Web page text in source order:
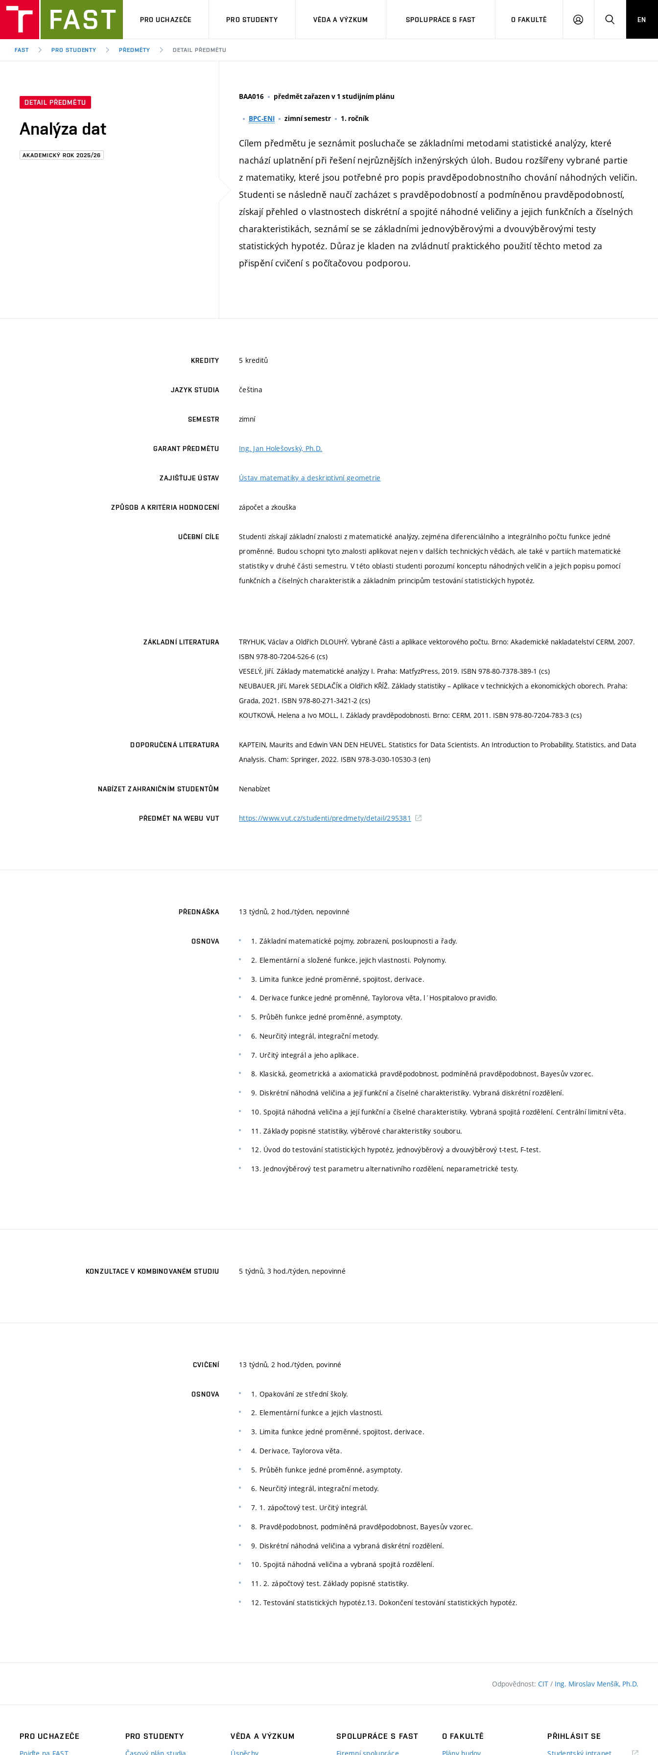
PRO UCHAZEČE PRO STUDENTY VĚDA A VÝZKUM SPOLUPRÁCE S FAST O FAKULTĚ
PŘIHLÁSITHLEDAT
EN
FAST PRO STUDENTY PŘEDMĚTY DETAIL PŘEDMĚTU
DETAIL PŘEDMĚTU
Analýza dat
AKADEMICKÝ ROK 2025/26
BAA016 předmět zařazen v 1 studijním plánu
BPC-ENI zimní semestr 1. ročník
Cílem předmětu je seznámit posluchače se základními metodami statistické analýzy, které
nachází uplatnění při řešení nejrůznějších inženýrských úloh. Budou rozšířeny vybrané partie
z matematiky, které jsou potřebné pro popis pravděpodobnostního chování náhodných veličin.
Studenti se následně naučí zacházet s pravděpodobností a podmíněnou pravděpodobností,
získají přehled o vlastnostech diskrétní a spojité náhodné veličiny a jejich funkčních a číselných
charakteristikách, seznámí se se základními jednovýběrovými a dvouvýběrovými testy
statistických hypotéz. Důraz je kladen na zvládnutí praktického použití těchto metod za
přispění cvičení s počítačovou podporou.
KREDITY 5 kreditů
JAZYK STUDIA čeština
SEMESTR zimní
GARANT PŘEDMĚTU Ing. Jan Holešovský, Ph.D.
ZAJIŠŤUJE ÚSTAV Ústav matematiky a deskriptivní geometrie
ZPŮSOB A KRITÉRIA HODNOCENÍ zápočet a zkouška
UČEBNÍ CÍLE
Studenti získají základní znalosti z matematické analýzy, zejména diferenciálního a integrálního počtu funkce jedné
proměnné. Budou schopni tyto znalosti aplikovat nejen v dalších technických vědách, ale také v partiích matematické
statistiky v druhé části semestru. V této oblasti studenti porozumí konceptu náhodných veličin a jejich popisu pomocí
funkčních a číselných charakteristik a základním principům testování statistických hypotéz.
ZÁKLADNÍ LITERATURA
TRYHUK, Václav a Oldřich DLOUHÝ. Vybrané části a aplikace vektorového počtu. Brno: Akademické nakladatelství CERM, 2007.
ISBN 978-80-7204-526-6 (cs)
VESELÝ, Jiří. Základy matematické analýzy I. Praha: MatfyzPress, 2019. ISBN 978-80-7378-389-1 (cs)
NEUBAUER, Jiří, Marek SEDLAČÍK a Oldřich KŘÍŽ. Základy statistiky – Aplikace v technických a ekonomických oborech. Praha:
Grada, 2021. ISBN 978-80-271-3421-2 (cs)
KOUTKOVÁ, Helena a Ivo MOLL, I. Základy pravděpodobnosti. Brno: CERM, 2011. ISBN 978-80-7204-783-3 (cs)
DOPORUČENÁ LITERATURA
KAPTEIN, Maurits and Edwin VAN DEN HEUVEL. Statistics for Data Scientists. An Introduction to Probability, Statistics, and Data
Analysis. Cham: Springer, 2022. ISBN 978-3-030-10530-3 (en)
NABÍZET ZAHRANIČNÍM STUDENTŮM Nenabízet
PŘEDMĚT NA WEBU VUT https://www.vut.cz/studenti/predmety/detail/295381
PŘEDNÁŠKA 13 týdnů, 2 hod./týden, nepovinné
OSNOVA 1. Základní matematické pojmy, zobrazení, posloupnosti a řady.
2. Elementární a složené funkce, jejich vlastnosti. Polynomy.
3. Limita funkce jedné proměnné, spojitost, derivace.
4. Derivace funkce jedné proměnné, Taylorova věta, l´Hospitalovo pravidlo.
5. Průběh funkce jedné proměnné, asymptoty.
6. Neurčitý integrál, integrační metody.
7. Určitý integrál a jeho aplikace.
8. Klasická, geometrická a axiomatická pravděpodobnost, podmíněná pravděpodobnost, Bayesův vzorec.
9. Diskrétní náhodná veličina a její funkční a číselné charakteristiky. Vybraná diskrétní rozdělení.
10. Spojitá náhodná veličina a její funkční a číselné charakteristiky. Vybraná spojitá rozdělení. Centrální limitní věta.
11. Základy popisné statistiky, výběrové charakteristiky souboru.
12. Úvod do testování statistických hypotéz, jednovýběrový a dvouvýběrový t-test, F-test.
13. Jednovýběrový test parametru alternativního rozdělení, neparametrické testy.
KONZULTACE V KOMBINOVANÉM STUDIU 5 týdnů, 3 hod./týden, nepovinné
CVIČENÍ 13 týdnů, 2 hod./týden, povinné
OSNOVA 1. Opakování ze střední školy.
2. Elementární funkce a jejich vlastnosti.
3. Limita funkce jedné proměnné, spojitost, derivace.
4. Derivace, Taylorova věta.
5. Průběh funkce jedné proměnné, asymptoty.
6. Neurčitý integrál, integrační metody.
7. 1. zápočtový test. Určitý integrál.
8. Pravděpodobnost, podmíněná pravděpodobnost, Bayesův vzorec.
9. Diskrétní náhodná veličina a vybraná diskrétní rozdělení.
10. Spojitá náhodná veličina a vybraná spojitá rozdělení.
11. 2. zápočtový test. Základy popisné statistiky.
12. Testování statistických hypotéz.13. Dokončení testování statistických hypotéz.
Odpovědnost: CIT / Ing. Miroslav Menšík, Ph.D.
PRO UCHAZEČE
PRO STUDENTY
VĚDA A VÝZKUM
SPOLUPRÁCE S FAST
O FAKULTĚ
PŘIHLÁSIT SE
(externí